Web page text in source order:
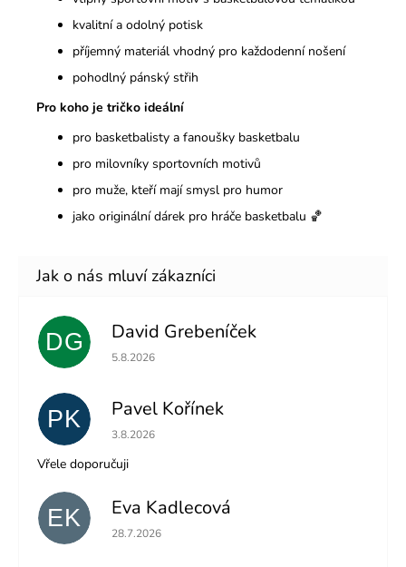
kvalitní a odolný potisk
příjemný materiál vhodný pro každodenní nošení
pohodlný pánský střih
Pro koho je tričko ideální
pro basketbalisty a fanoušky basketbalu
pro milovníky sportovních motivů
pro muže, kteří mají smysl pro humor
jako originální dárek pro hráče basketbalu 🏀
DG David Grebeníček
Hodnocení obchodu je 5 z 5 hvězdiček.
5.8.2026
PK Pavel Kořínek
Hodnocení obchodu je 5 z 5 hvězdiček.
3.8.2026
Vřele doporučuji
EK Eva Kadlecová
Hodnocení obchodu je 5 z 5 hvězdiček.
28.7.2026